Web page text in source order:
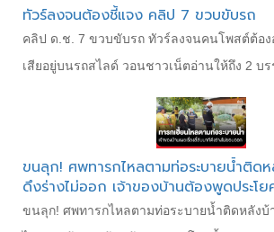
ทัวร์ลงจนต้องชี้แจง คลิป 7 ขวบขับรถ
คลิป ด.ช. 7 ขวบขับรถ ทัวร์ลงจนคนโพสต์ต้อง
เสียอยู่บนรถสไลด์ วอนชาวเน็ตอ่านให้ถึง 2 บ
ขนลุก! ศพทารกไหลตามท่อระบายน้ำติด
ดึงร่างไม่ออก เจ้าของบ้านต้องพูดประโย
ขนลุก! ศพทารกไหลตามท่อระบายน้ำติดหลังบ้